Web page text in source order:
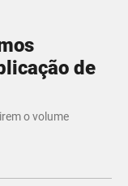
de
o volume